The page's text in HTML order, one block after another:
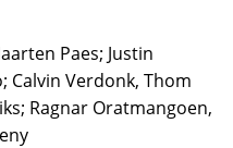
Paes; Justin
Calvin Verdonk, Thom
Ragnar Oratmangoen,